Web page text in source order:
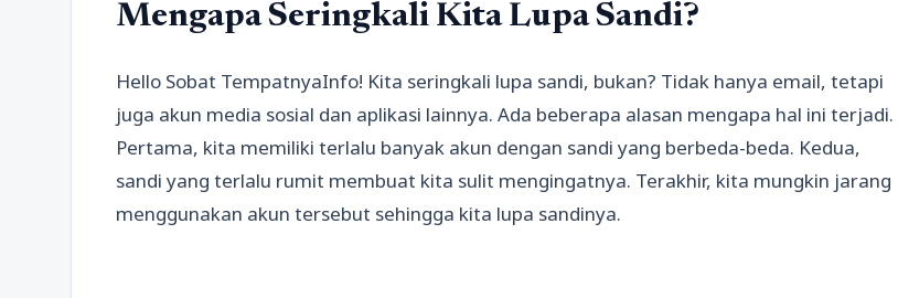
Mengapa Seringkali Kita Lupa Sandi?
Hello Sobat TempatnyaInfo! Kita seringkali lupa sandi, bukan? Tidak hanya email, tetapi
juga akun media sosial dan aplikasi lainnya. Ada beberapa alasan mengapa hal ini terjadi.
Pertama, kita memiliki terlalu banyak akun dengan sandi yang berbeda-beda. Kedua,
sandi yang terlalu rumit membuat kita sulit mengingatnya. Terakhir, kita mungkin jarang
menggunakan akun tersebut sehingga kita lupa sandinya.